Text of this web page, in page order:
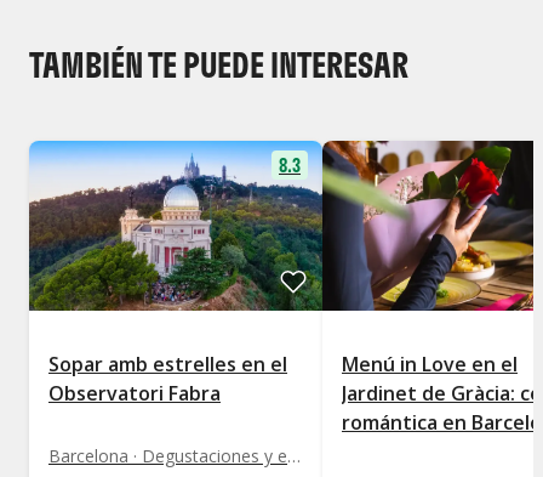
TAMBIÉN TE PUEDE INTERESAR
8.3
Sopar amb estrelles en el
Observatori Fabra
Barcelona · Degustaciones y experiencias gastronómicas
Menú in Love en el
Jardinet de Gràcia:
romántica en